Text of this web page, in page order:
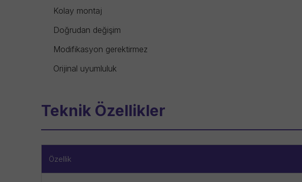
Kolay montaj
Doğrudan değişim
Modifikasyon gerektirmez
Orijinal uyumluluk
Teknik Özellikler
Özellik